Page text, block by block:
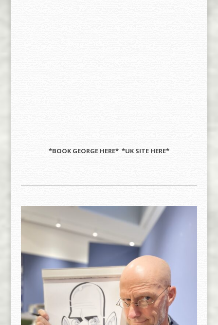
*BOOK GEORGE HERE* *UK SITE HERE*